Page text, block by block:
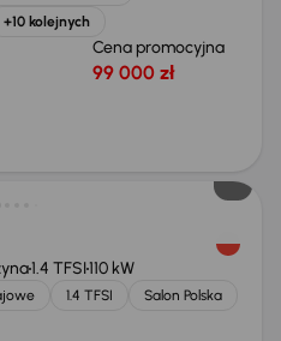
+10 kolejnych
Cena promocyjna
99 000 zł
1.4 TFSI110 kW
1.4 TFSI
Salon Polska